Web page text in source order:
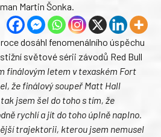
Martin Šonka.
dosáhl fenomenálního úspěchu
světové sérii závodů Red Bull
finálovým letem v texaském Fort
že finálový soupeř Matt Hall
jsem šel do toho s tím, že
rychlí a jít do toho úplně naplno.
trajektorii, kterou jsem nemusel